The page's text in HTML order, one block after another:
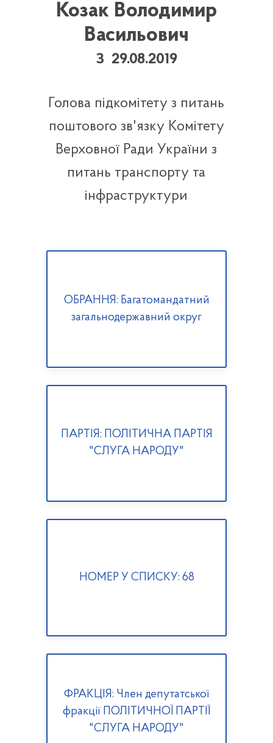
Козак Володимир
Васильович
З 29.08.2019
Голова підкомітету з питань
поштового зв'язку Комітету
Верховної Ради України з
питань транспорту та
інфраструктури
ОБРАННЯ: Багатомандатний
загальнодержавний округ
ПАРТІЯ: ПОЛІТИЧНА ПАРТІЯ
"СЛУГА НАРОДУ"
НОМЕР У СПИСКУ: 68
ФРАКЦІЯ: Член депутатської
фракції ПОЛІТИЧНОЇ ПАРТІЇ
"СЛУГА НАРОДУ"